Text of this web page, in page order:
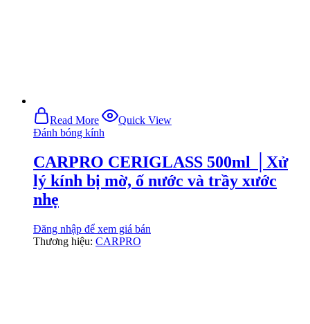
Read More
Quick View
Đánh bóng kính
CARPRO CERIGLASS 500ml │Xử
lý kính bị mờ, ố nước và trầy xước
nhẹ
Đăng nhập để xem giá bán
Thương hiệu: CARPRO